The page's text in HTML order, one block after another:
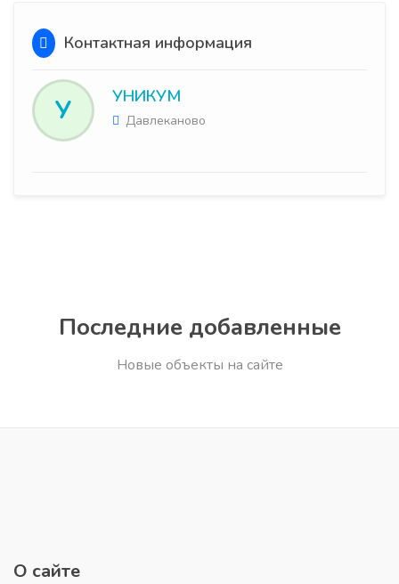
Контактная информация
У УНИКУМ
Давлеканово
Последние добавленные
Новые объекты на сайте
О сайте